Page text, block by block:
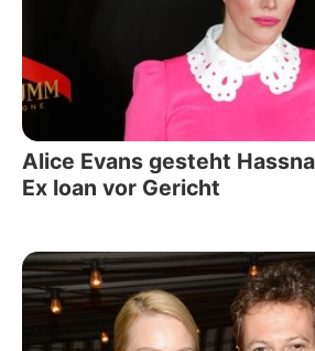
Alice Evans gesteht
Ex Ioan vor Gericht